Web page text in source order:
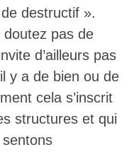
destructif ».
pas de
d’ailleurs pas
y a de bien ou de
cela s’inscrit
structures et qui